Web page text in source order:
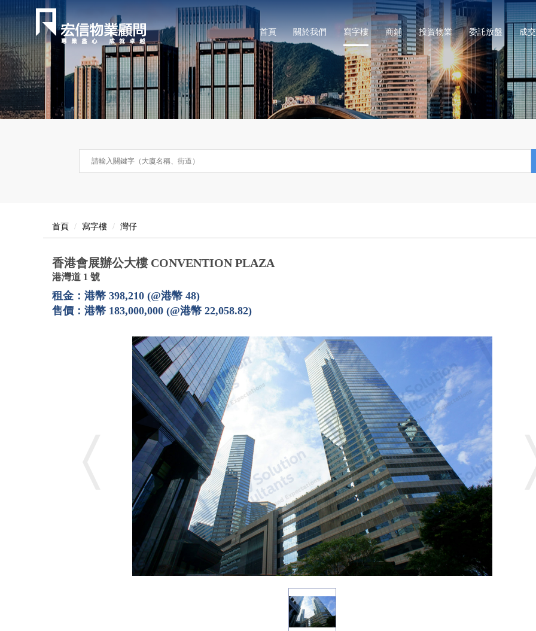
首頁 關於我們 寫字樓 商鋪 投資物業 委託放盤 成
首頁 寫字樓 灣仔
香港會展辦公大樓 CONVENTION PLAZA
港灣道 1 號
租金：港幣 398,210 (@港幣 48)
售價：港幣 183,000,000 (@港幣 22,058.82)